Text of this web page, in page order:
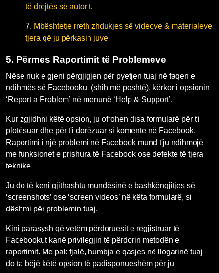
të drejtës së autorit.
7. Mbështetje rreth zhdukjes së videove & materialeve
tjera që ju përkasin juve.
5. Përmes Raportimit të Problemeve
Nëse nuk e gjeni përgjigjen për pyetjen tuaj në faqen e
ndihmës së Facebookut (shih më poshtë), kërkoni opsionin
‘Report a Problem’ në menunë ‘Help & Support’.
Kur zgjidhni këtë opsion, ju ofrohen disa formularë për t'i
plotësuar dhe për t'i dorëzuar si komente në Facebook.
Raportimi i një problemi në Facebook mund t'ju ndihmojë
me funksionet e prishura të Facebook ose defekte të tjera
teknike.
Ju do të keni gjithashtu mundësinë e bashkëngjitjes së
‘screenshots’ ose ‘screen videos’ në këta formularë, si
dëshmi për problemin tuaj.
Kini parasysh që vetëm përdoruesit e regjistruar të
Facebookut kanë privilegjin të përdorin metodën e
raportimit. Me pak fjalë, humbja e qasjes në llogarinë tuaj
do ta bëjë këtë opsion të padisponueshëm për ju.